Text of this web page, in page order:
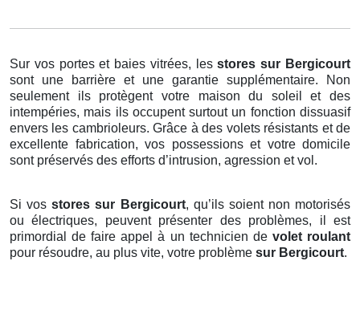
Sur vos portes et baies vitrées, lesstores sur Bergicourt
sont une barrière et une garantie supplémentaire. Non
seulement ils protègent votre maison du soleil et des
intempéries, mais ils occupent surtout un fonction dissuasif
envers les cambrioleurs. Grâce à des volets résistants et de
excellente fabrication, vos possessions et votre domicile
sont préservés des efforts d’intrusion, agression et vol.
Si vosstores sur Bergicourt, qu’ils soient non motorisés
ou électriques, peuvent présenter des problèmes, il est
primordial de faire appel à un technicien de volet roulant
pour résoudre, au plus vite, votre problème sur Bergicourt.